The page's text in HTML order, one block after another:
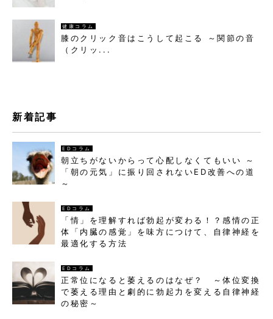
健康コラム
膝のクリック音はこうして起こる ～関節の音
（クリッ...
新着記事
EDコラム
朝立ちがないからって心配しなくてもいい ～
「朝の元気」に振り回されないED改善への道
～
EDコラム
「情」を理解すれば勃起が変わる！？感情の正
体「内臓の感覚」を味方につけて、自律神経を
最適化する方法
EDコラム
正常位になると萎えるのはなぜ？ ～体位変換
で萎える理由と劇的に勃起力を変える自律神経
の秘密～